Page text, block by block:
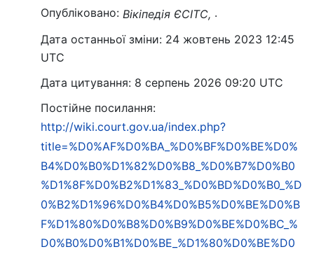
Опубліковано: Вікіпедія ЄСІТС, .
Дата останньої зміни: 24 жовтень 2023 12:45
UTC
Дата цитування: 8 серпень 2026 09:20 UTC
Постійне посилання:
http://wiki.court.gov.ua/index.php?
title=%D0%AF%D0%BA_%D0%BF%D0%BE%D0%
B4%D0%B0%D1%82%D0%B8_%D0%B7%D0%B0
%D1%8F%D0%B2%D1%83_%D0%BD%D0%B0_%D
0%B2%D1%96%D0%B4%D0%B5%D0%BE%D0%B
F%D1%80%D0%B8%D0%B9%D0%BE%D0%BC_%
D0%B0%D0%B1%D0%BE_%D1%80%D0%BE%D0